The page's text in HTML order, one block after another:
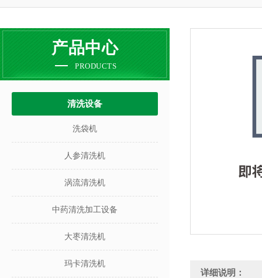
产品中心
PRODUCTS
清洗设备
洗袋机
人参清洗机
涡流清洗机
中药清洗加工设备
大枣清洗机
玛卡清洗机
详细说明：